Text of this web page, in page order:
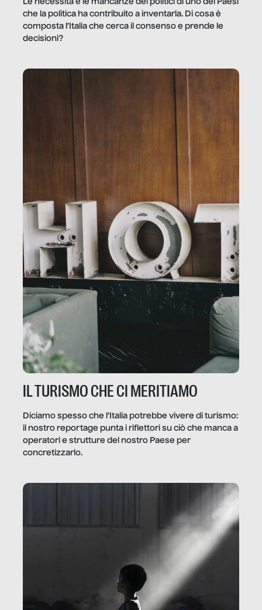
Le necessità e le mancanze dei politici di uno dei Paesi
che la politica ha contribuito a inventarla. Di cosa è
composta l’Italia che cerca il consenso e prende le
decisioni?
IL TURISMO CHE CI MERITIAMO
Diciamo spesso che l’Italia potrebbe vivere di turismo:
il nostro reportage punta i riflettori su ciò che manca a
operatori e strutture del nostro Paese per
concretizzarlo.